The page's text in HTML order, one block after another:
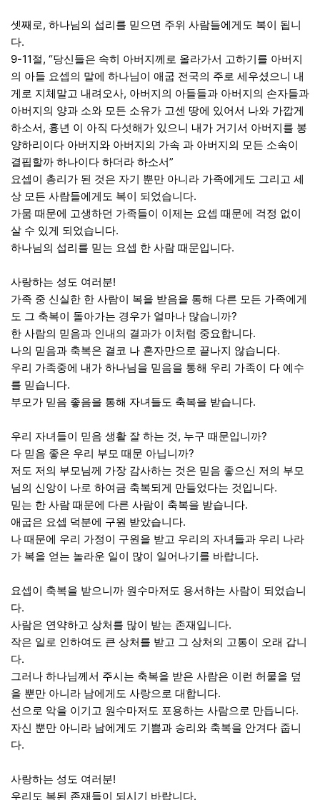
셋째로, 하나님의 섭리를 믿으면 주위 사람들에게도 복이 됩니
다.
9-11절, “당신들은 속히 아버지께로 올라가서 고하기를 아버지
의 아들 요셉의 말에 하나님이 애굽 전국의 주로 세우셨으니 내
게로 지체말고 내려오사, 아버지의 아들들과 아버지의 손자들과
아버지의 양과 소와 모든 소유가 고센 땅에 있어서 나와 가깝게
하소서, 흉년 이 아직 다섯해가 있으니 내가 거기서 아버지를 봉
양하리이다 아버지와 아버지의 가속 과 아버지의 모든 소속이
결핍할까 하나이다 하더라 하소서”
요셉이 총리가 된 것은 자기 뿐만 아니라 가족에게도 그리고 세
상 모든 사람들에게도 복이 되었습니다.
가뭄 때문에 고생하던 가족들이 이제는 요셉 때문에 걱정 없이
살 수 있게 되었습니다.
하나님의 섭리를 믿는 요셉 한 사람 때문입니다.
사랑하는 성도 여러분!
가족 중 신실한 한 사람이 복을 받음을 통해 다른 모든 가족에게
도 그 축복이 돌아가는 경우가 얼마나 많습니까?
한 사람의 믿음과 인내의 결과가 이처럼 중요합니다.
나의 믿음과 축복은 결코 나 혼자만으로 끝나지 않습니다.
우리 가족중에 내가 하나님을 믿음을 통해 우리 가족이 다 예수
를 믿습니다.
부모가 믿음 좋음을 통해 자녀들도 축복을 받습니다.
우리 자녀들이 믿음 생활 잘 하는 것, 누구 때문입니까?
다 믿음 좋은 우리 부모 때문 아닙니까?
저도 저의 부모님께 가장 감사하는 것은 믿음 좋으신 저의 부모
님의 신앙이 나로 하여금 축복되게 만들었다는 것입니다.
믿는 한 사람 때문에 다른 사람이 축복을 받습니다.
애굽은 요셉 덕분에 구원 받았습니다.
나 때문에 우리 가정이 구원을 받고 우리의 자녀들과 우리 나라
가 복을 얻는 놀라운 일이 많이 일어나기를 바랍니다.
요셉이 축복을 받으니까 원수마저도 용서하는 사람이 되었습니
다.
사람은 연약하고 상처를 많이 받는 존재입니다.
작은 일로 인하여도 큰 상처를 받고 그 상처의 고통이 오래 갑니
다.
그러나 하나님께서 주시는 축복을 받은 사람은 이런 허물을 덮
을 뿐만 아니라 남에게도 사랑으로 대합니다.
선으로 악을 이기고 원수마저도 포용하는 사람으로 만듭니다.
자신 뿐만 아니라 남에게도 기쁨과 승리와 축복을 안겨다 줍니
다.
사랑하는 성도 여러분!
우리도 복된 존재들이 되시기 바랍니다.